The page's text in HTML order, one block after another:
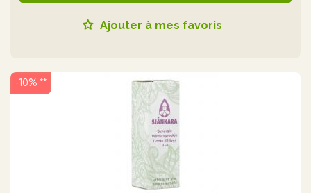
Ajouter à mes favoris
-10% **